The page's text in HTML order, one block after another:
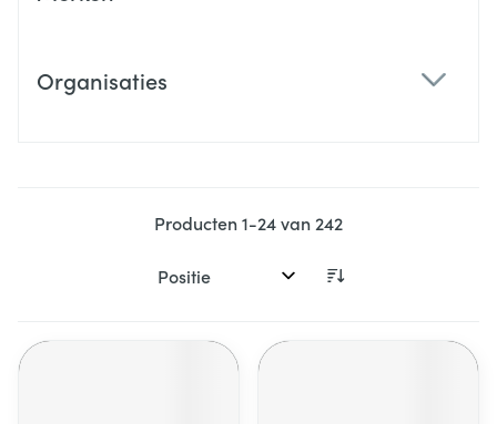
Organisaties
Producten1-24van 242
Sorteer op: